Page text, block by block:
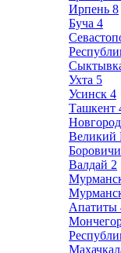
Ирпень 8
Буча 4
Ухта 5
Усинск 4
Ташкент
Великий
Боровичи
Валдай 2
Апатиты